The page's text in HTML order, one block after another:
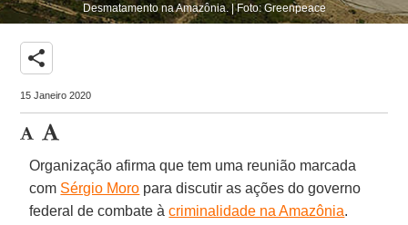
Desmatamento na Amazônia. | Foto: Greenpeace
share
15 Janeiro 2020
Organização afirma que tem uma reunião marcada
com Sérgio Moro para discutir as ações do governo
federal de combate àcriminalidade na Amazônia.